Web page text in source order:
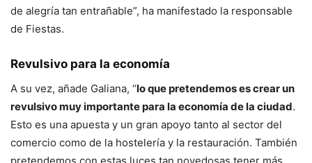
de alegría tan entrañable”, ha manifestado la responsable
de Fiestas.
Revulsivo para la economía
A su vez, añade Galiana, “lo que pretendemos es crear un
revulsivo muy importante para la economía de la ciudad.
Esto es una apuesta y un gran apoyo tanto al sector del
comercio como de la hostelería y la restauración. También
pretendemos con estas luces tan novedosas tener más